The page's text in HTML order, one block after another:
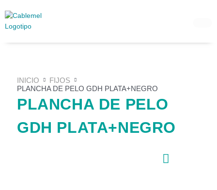
contenido
INICIO
FIJOS
PLANCHA DE PELO GDH PLATA+NEGRO
PLANCHA DE PELO
GDH PLATA+NEGRO